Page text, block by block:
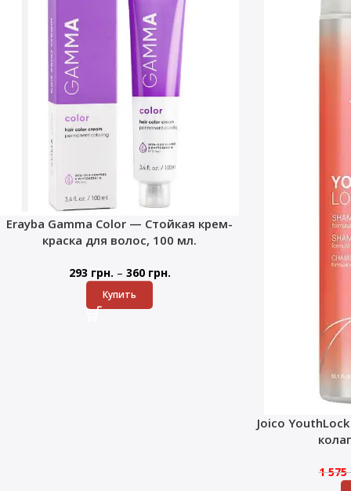
Erayba Gamma Color — Стойкая крем-
краска для волос, 100 мл.
293 грн. – 360 грн.
Купить
Joico
1 575